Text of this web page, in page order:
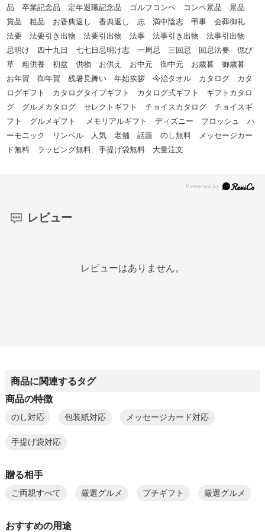
品 卒業記念品 定年退職記念品 ゴルフコンペ コンペ景品 景品
賞品 粗品 お香典返し 香典返し 志 満中陰志 弔事 会葬御礼
法要 法要引き出物 法要引出物 法事 法事引き出物 法事引出物
忌明け 四十九日 七七日忌明け志 一周忌 三回忌 回忌法要 偲び
草 粗供養 初盆 供物 お供え お中元 御中元 お歳暮 御歳暮
お年賀 御年賀 残暑見舞い 年始挨拶 今治タオル カタログ カタ
ログギフト カタログタイプギフト カタログ式ギフト ギフトカタロ
グ グルメカタログ セレクトギフト チョイスカタログ チョイスギ
フト グルメギフト メモリアルギフト ディズニー フロッシュ ハ
ーモニック リンベル 人気 老舗 話題 のし無料 メッセージカー
ド無料 ラッピング無料 手提げ袋無料 大量注文
レビュー
レビューはありません。
商品に関連するタグ
商品の特徴
のし対応 包装紙対応 メッセージカード対応
手提げ袋対応
贈る相手
ご両親すべて 厳選グルメ プチギフト 厳選グルメ
おすすめの用途